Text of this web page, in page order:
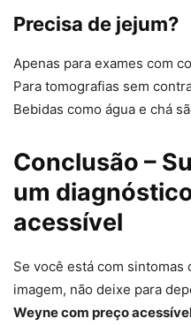
Precisa de jejum?
Apenas para exames com
Para tomografias sem
Bebidas como água e chá
Conclusão –
um
acessível
Se você está com
imagem, não deixe para
Weyne com preço